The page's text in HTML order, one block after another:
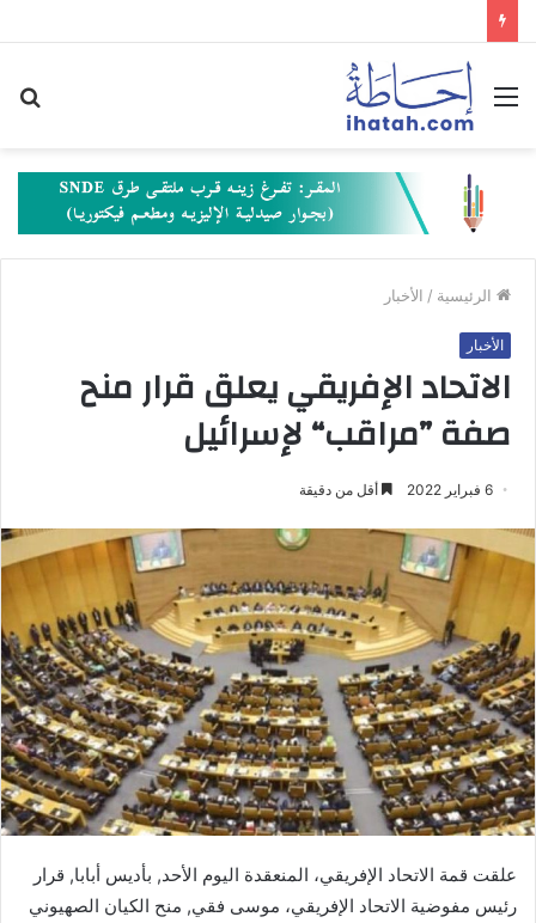
القائمة
الرئيسية / الأخبار
الأخبار
الاتحاد الإفريقي يعلق قرار منح
صفة ”مراقب“ لإسرائيل
6 فبراير 2022 أقل من دقيقة
علقت قمة الاتحاد الإفريقي، المنعقدة اليوم الأحد, بأديس أبابا, قرار
رئيس مفوضية الاتحاد الإفريقي، موسى فقي, منح الكيان الصهيوني